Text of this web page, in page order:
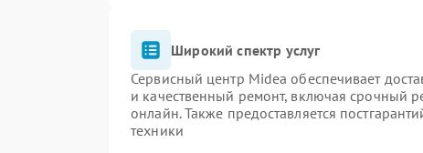
Широкий спектр услуг
Сервисный центр Midea обеспечивает
и качественный ремонт, включая срочный
онлайн. Также предоставляется
техники